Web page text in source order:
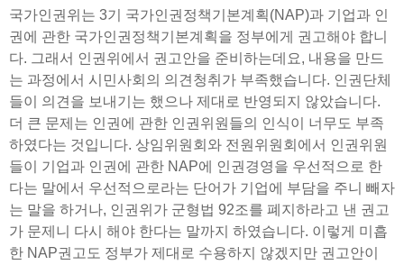
국가인권위는 3기 국가인권정책기본계획(NAP)과 기업과 인
권에 관한 국가인권정책기본계획을 정부에게 권고해야 합니
다. 그래서 인권위에서 권고안을 준비하는데요, 내용을 만드
는 과정에서 시민사회의 의견청취가 부족했습니다. 인권단체
들이 의견을 보내기는 했으나 제대로 반영되지 않았습니다.
더 큰 문제는 인권에 관한 인권위원들의 인식이 너무도 부족
하였다는 것입니다. 상임위원회와 전원위원회에서 인권위원
들이 기업과 인권에 관한 NAP에 인권경영을 우선적으로 한
다는 말에서 우선적으로라는 단어가 기업에 부담을 주니 빼자
는 말을 하거나, 인권위가 군형법 92조를 폐지하라고 낸 권고
가 문제니 다시 해야 한다는 말까지 하였습니다. 이렇게 미흡
한 NAP권고도 정부가 제대로 수용하지 않겠지만 권고안이